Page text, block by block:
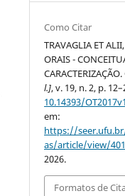
Como Citar
TRAVAGLIA ET
ORAIS -
CARACTERIZAÇÃO.
l.], v. 19, n. 2, p.
10.14393/
em:
https://
as/article/view/
2026.
Formatos de